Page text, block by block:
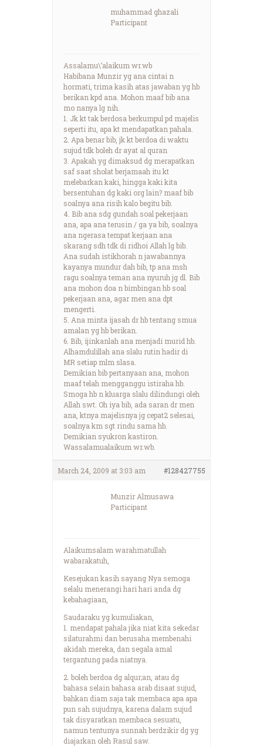
muhammad ghazali
Participant
Assalamu\’alaikum wr.wb
Habibana Munzir yg ana cintai n
hormati, trima kasih atas jawaban yg hb
berikan kpd ana. Mohon maaf bib ana
mo nanya lg nih.
1. Jk kt tak berdosa berkumpul pd majelis
seperti itu, apa kt mendapatkan pahala.
2. Apa benar bib, jk kt berdoa di waktu
sujud tdk boleh dr ayat al quran
3. Apakah yg dimaksud dg merapatkan
saf saat sholat berjamaah itu kt
melebarkan kaki, hingga kaki kita
bersentuhan dg kaki org lain? maaf bib
soalnya ana risih kalo begitu bib.
4. Bib ana sdg gundah soal pekerjaan
ana, apa ana terusin / ga ya bib, soalnya
ana ngerasa tempat kerjaan ana
skarang sdh tdk di ridhoi Allah lg bib.
Ana sudah istikhorah n jawabannya
kayanya mundur dah bib, tp ana msh
ragu soalnya teman ana nyuruh jg dl. Bib
ana mohon doa n bimbingan hb soal
pekerjaan ana, agar men ana dpt
mengerti.
5. Ana minta ijasah dr hb tentang smua
amalan yg hb berikan.
6. Bib, ijinkanlah ana menjadi murid hb.
Alhamdulillah ana slalu rutin hadir di
MR setiap mlm slasa.
Demikian bib pertanyaan ana, mohon
maaf telah mengganggu istiraha hb.
Smoga hb n kluarga slalu dilindungi oleh
Allah swt. Oh iya bib, ada saran dr men
ana, ktnya majelisnya jg cepat2 selesai,
soalnya km sgt rindu sama hb.
Demikian syukron kastiron.
Wassalamualaikum wr.wb.
March 24, 2009 at 3:03 am #128427755
Munzir Almusawa
Participant
Alaikumsalam warahmatullah
wabarakatuh,
Kesejukan kasih sayang Nya semoga
selalu menerangi hari hari anda dg
kebahagiaan,
Saudaraku yg kumuliakan,
1. mendapat pahala jika niat kita sekedar
silaturahmi dan berusaha membenahi
akidah mereka, dan segala amal
tergantung pada niatnya.
2. boleh berdoa dg alqur;an, atau dg
bahasa selain bahasa arab disaat sujud,
bahkan diam saja tak membaca apa apa
pun sah sujudnya, karena dalam sujud
tak disyaratkan membaca sesuatu,
namun tentunya sunnah berdzikir dg yg
diajarkan oleh Rasul saw.